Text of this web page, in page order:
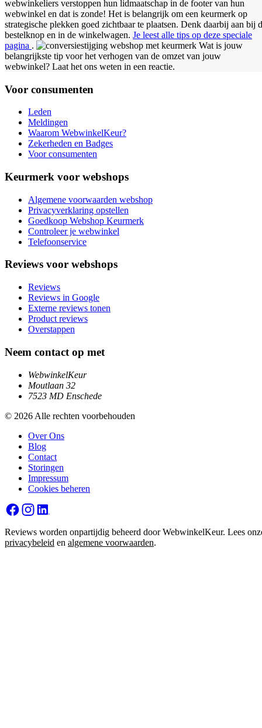
webwinkeliers verstoppen hun lidmaatschap in de footer van hun
webwinkel en dat is zonde! Het is belangrijk om een keurmerk op
strategische plekken goed zichtbaar te plaatsen. Denk daarbij aan bij
bestelknop en in de winkelwagen. Je leest alle tips op deze speciale
pagina .
Wat is jouw
belangrijkste tip voor het verhogen van de omzet van jouw
webwinkel? Laat het ons weten in een reactie.
Voor consumenten
Leden
Meldingen
Waarom WebwinkelKeur?
Zekerheden en Badges
Voor consumenten
Keurmerk voor webshops
Algemene voorwaarden webshop
Privacyverklaring opstellen
Goedkoop Webshop Keurmerk
Controleer je webwinkel
Telefoonservice
Reviews voor webshops
Reviews
Reviews in Google
Externe reviews tonen
Product reviews
Overstappen
Neem contact op met
WebwinkelKeur
Moutlaan 32
7523 MD Enschede
© 2026 Alle rechten voorbehouden
Over Ons
Blog
Contact
Storingen
Impressum
Cookies beheren
Reviews worden onpartijdig beheerd door WebwinkelKeur. Lees
privacybeleid en algemene voorwaarden.